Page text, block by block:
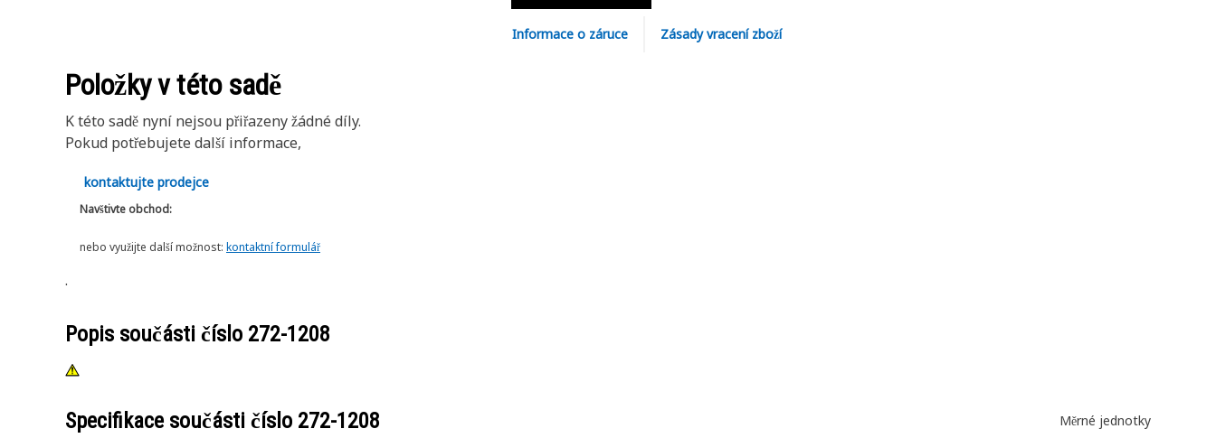
Informace o záruce Zásady vracení zboží
Položky v této sadě
K této sadě nyní nejsou přiřazeny žádné díly.
Pokud potřebujete další informace,
kontaktujte prodejce
Navštivte obchod:
nebo využijte další možnost: kontaktní formulář
.
Popis součásti číslo 272-1208
Specifikace součásti číslo 272-1208 Měrné jednotky